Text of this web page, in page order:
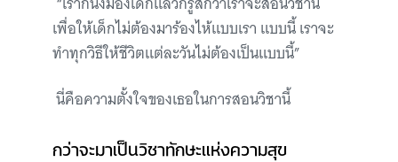
เพื่อให้เด็กไม่ต้องมาร้องไห้แบบเรา แบบนี้ เราจะ
ทำทุกวิธีให้ชีวิตแต่ละวันไม่ต้องเป็นแบบนี้”
นี่คือความตั้งใจของเธอในการสอนวิชานี้
กว่าจะมาเป็นวิชาทักษะแห่งความสุข